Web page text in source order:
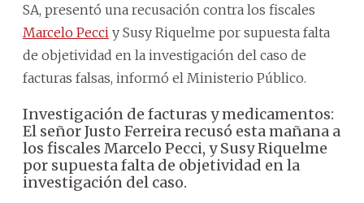
SA, presentó una recusación contra los fiscales
Marcelo Pecci y Susy Riquelme por supuesta falta
de objetividad en la investigación del caso de
facturas falsas, informó el Ministerio Público.
Investigación de facturas y medicamentos:
El señor Justo Ferreira recusó esta mañana a
los fiscales Marcelo Pecci, y Susy Riquelme
por supuesta falta de objetividad en la
investigación del caso.